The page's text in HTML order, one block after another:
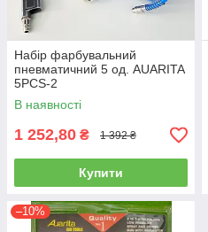
Набір фарбувальний
пневматичний 5 од. AUARITA
5PCS-2
В наявності
1 252,80 ₴ 1 392 ₴
Купити
–10%